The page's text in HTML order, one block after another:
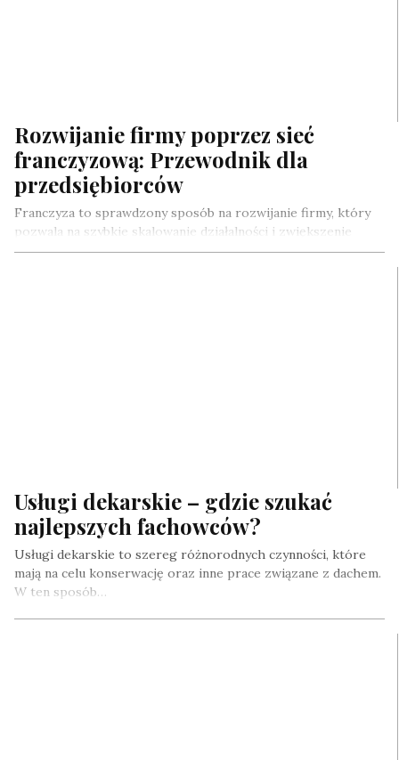
Rozwijanie firmy poprzez sieć
franczyzową: Przewodnik dla
przedsiębiorców
Franczyza to sprawdzony sposób na rozwijanie firmy, który
pozwala na szybkie skalowanie działalności i zwiększenie
zasięgu rynkowego. W Polsce istnieje…
Usługi dekarskie – gdzie szukać
najlepszych fachowców?
Usługi dekarskie to szereg różnorodnych czynności, które
mają na celu konserwację oraz inne prace związane z dachem.
W ten sposób…